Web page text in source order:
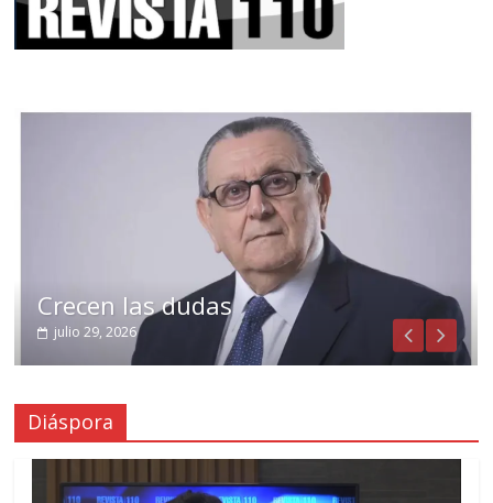
Crecen las dudas
julio 29, 2026
Diáspora